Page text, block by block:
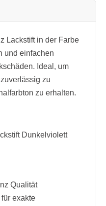
Lackstift in der Farbe
und einfachen
Ideal, um
zu
zu erhalten.
Dunkelviolett
Qualität
exakte